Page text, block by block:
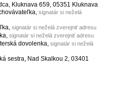
Kluknava 659, 05351 Kluknava
signatár si neželá
signatár si neželá zverejniť adresu
signatár si neželá zverejniť adresu
dovolenka, signatár si neželá
sestra, Nad Skalkou 2, 03401